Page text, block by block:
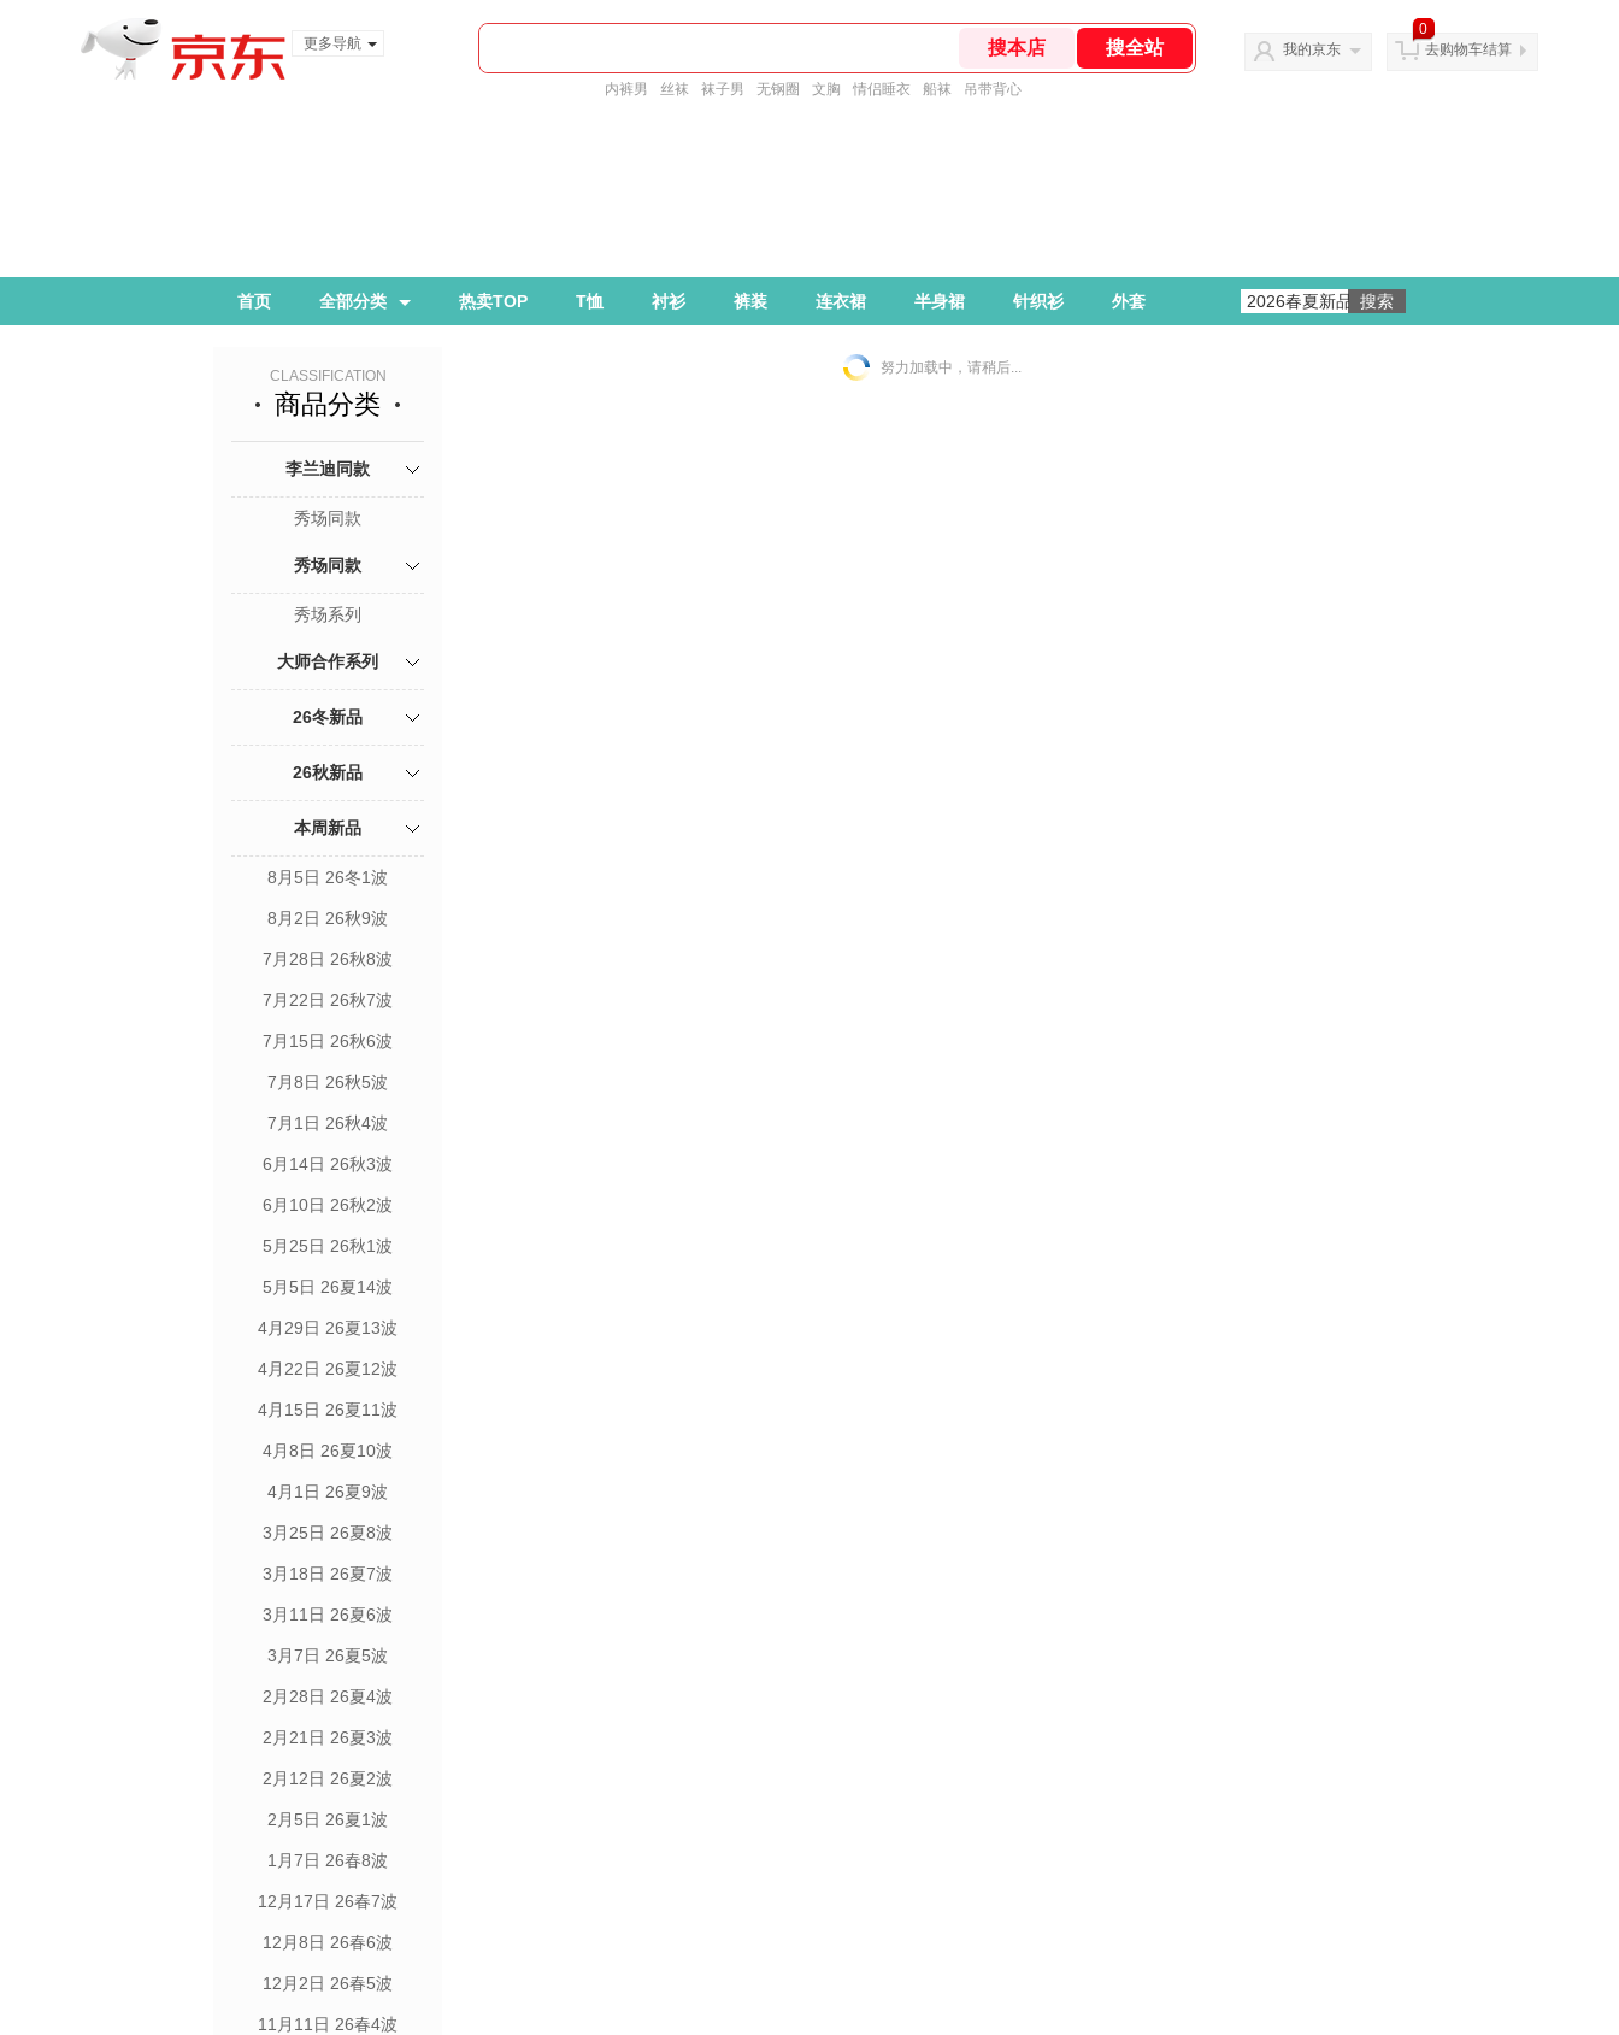
更多导航
内裤男 丝袜 袜子男 无钢圈 文胸 情侣睡衣 船袜 吊带背心
我的京东
0
去购物车结算
首页 全部分类 热卖TOP T恤 衬衫 裤装 连衣裙 半身裙 针织衫 外套
CLASSIFICATION
商品分类
李兰迪同款
秀场同款
秀场同款
秀场系列
大师合作系列
26冬新品
26秋新品
本周新品
8月5日 26冬1波
8月2日 26秋9波
7月28日 26秋8波
7月22日 26秋7波
7月15日 26秋6波
7月8日 26秋5波
7月1日 26秋4波
6月14日 26秋3波
6月10日 26秋2波
5月25日 26秋1波
5月5日 26夏14波
4月29日 26夏13波
4月22日 26夏12波
4月15日 26夏11波
4月8日 26夏10波
4月1日 26夏9波
3月25日 26夏8波
3月18日 26夏7波
3月11日 26夏6波
3月7日 26夏5波
2月28日 26夏4波
2月21日 26夏3波
2月12日 26夏2波
2月5日 26夏1波
1月7日 26春8波
12月17日 26春7波
12月8日 26春6波
12月2日 26春5波
11月11日 26春4波
努力加载中，请稍后...